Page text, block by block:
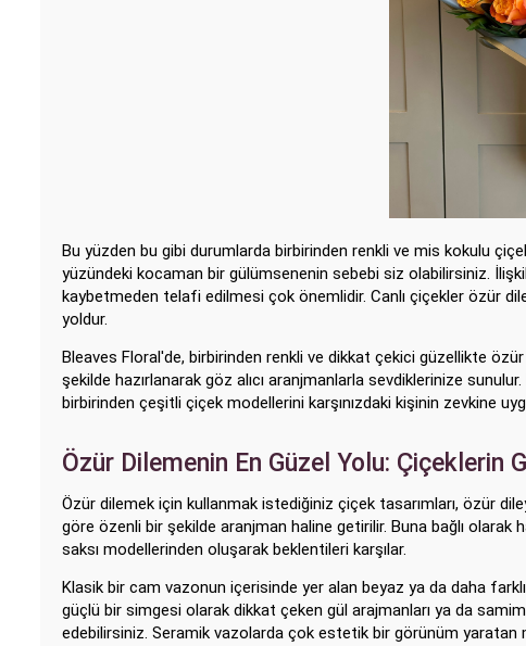
Bu yüzden bu gibi durumlarda birbirinden renkli ve mis kokulu
yüzündeki kocaman bir gülümsenenin sebebi siz olabilirsiniz.
kaybetmeden telafi edilmesi çok önemlidir. Canlı çiçekler özür
yoldur.
Bleaves Floral'de, birbirinden renkli ve dikkat çekici güzellikte
şekilde hazırlanarak göz alıcı aranjmanlarla sevdiklerinize
birbirinden çeşitli çiçek modellerini karşınızdaki kişinin zevkine
Özür Dilemenin En Güzel Yolu: Çiçeklerin
Özür dilemek için kullanmak istediğiniz çiçek tasarımları, özür
göre özenli bir şekilde aranjman haline getirilir. Buna bağlı
saksı modellerinden oluşarak beklentileri karşılar.
Klasik bir cam vazonun içerisinde yer alan beyaz ya da daha
güçlü bir simgesi olarak dikkat çeken gül arajmanları ya da
edebilirsiniz. Seramik vazolarda çok estetik bir görünüm yaratan